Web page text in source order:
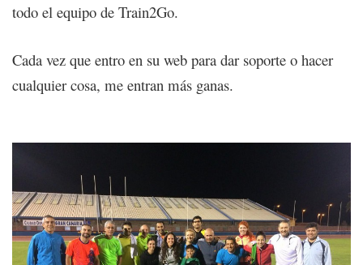
todo el equipo de Train2Go.
Cada vez que entro en su web para dar soporte o hacer
cualquier cosa, me entran más ganas.